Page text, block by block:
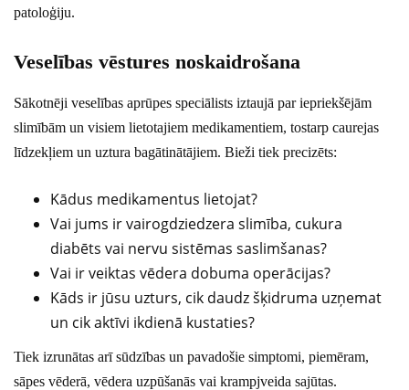
patoloģiju.
Veselības vēstures noskaidrošana
Sākotnēji veselības aprūpes speciālists iztaujā par iepriekšējām
slimībām un visiem lietotajiem medikamentiem, tostarp caurejas
līdzekļiem un uztura bagātinātājiem. Bieži tiek precizēts:
Kādus medikamentus lietojat?
Vai jums ir vairogdziedzera slimība, cukura
diabēts vai nervu sistēmas saslimšanas?
Vai ir veiktas vēdera dobuma operācijas?
Kāds ir jūsu uzturs, cik daudz šķidruma uzņemat
un cik aktīvi ikdienā kustaties?
Tiek izrunātas arī sūdzības un pavadošie simptomi, piemēram,
sāpes vēderā, vēdera uzpūšanās vai krampjveida sajūtas.